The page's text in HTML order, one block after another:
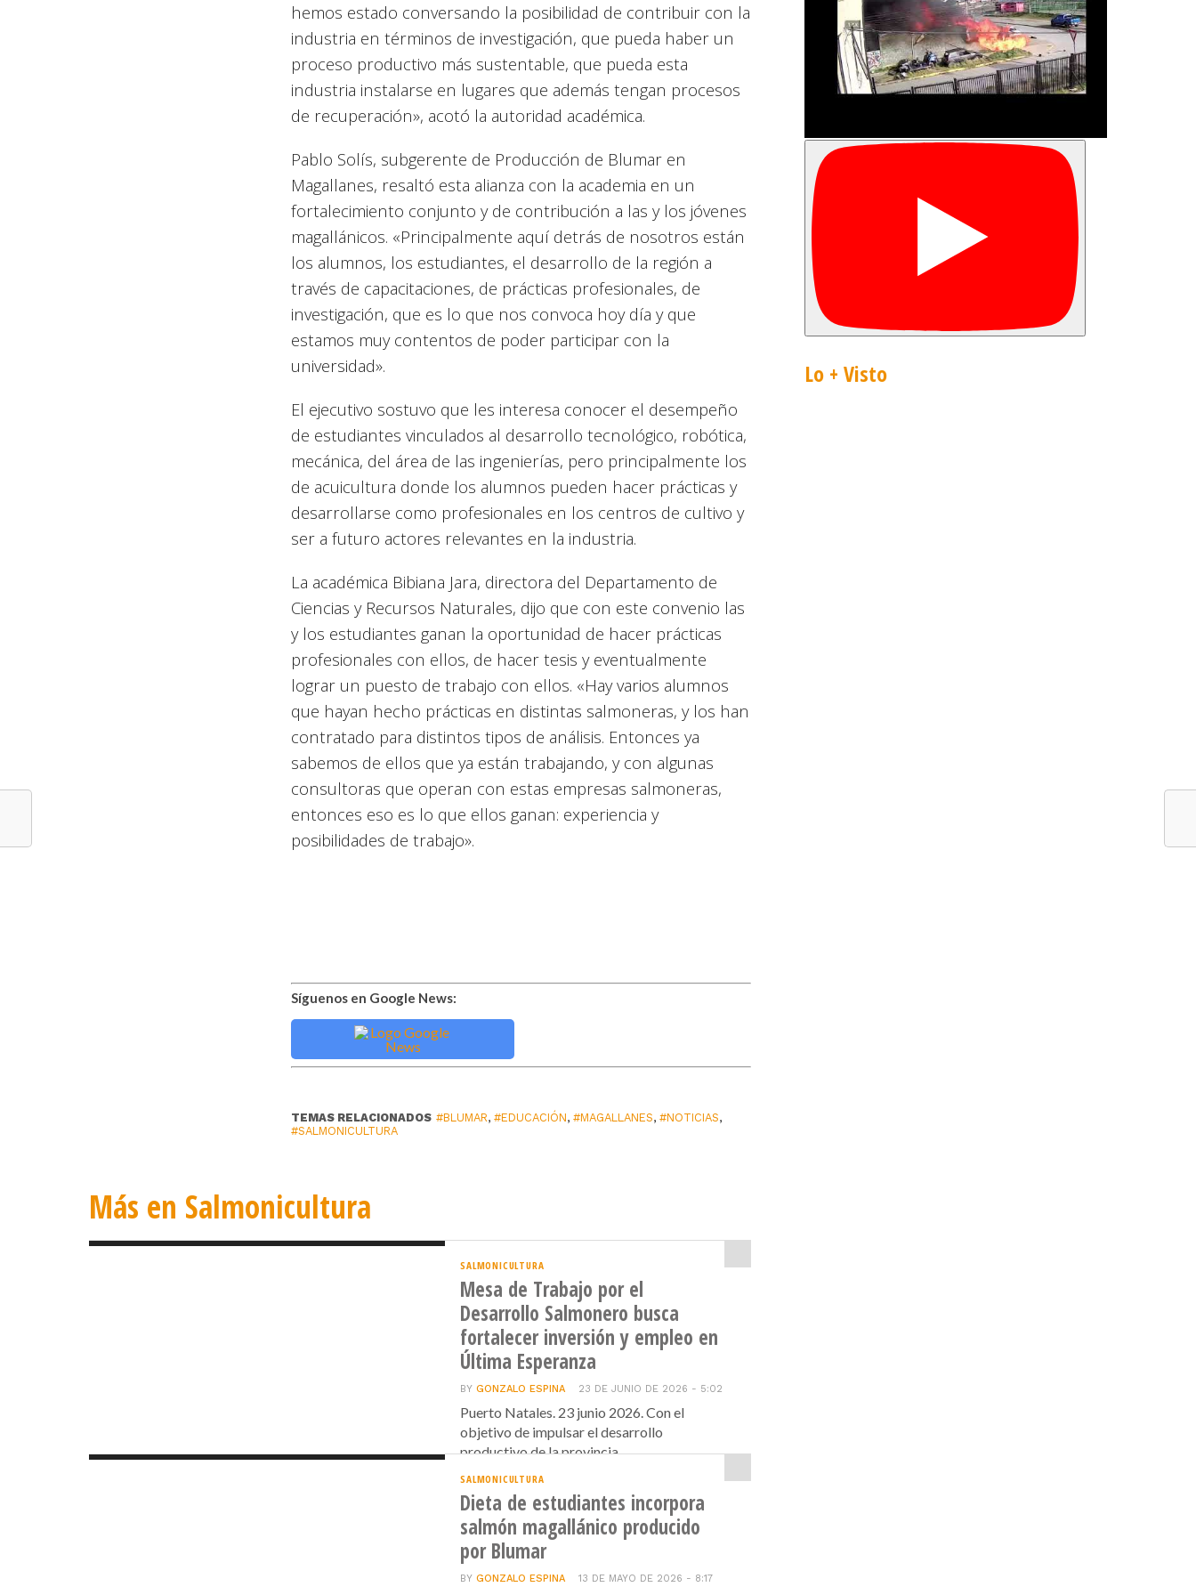
hemos estado conversando la posibilidad de contribuir con la
industria en términos de investigación, que pueda haber un
proceso productivo más sustentable, que pueda esta
industria instalarse en lugares que además tengan procesos
de recuperación», acotó la autoridad académica.
Pablo Solís, subgerente de Producción de Blumar en
Magallanes, resaltó esta alianza con la academia en un
fortalecimiento conjunto y de contribución a las y los jóvenes
magallánicos. «Principalmente aquí detrás de nosotros están
los alumnos, los estudiantes, el desarrollo de la región a
través de capacitaciones, de prácticas profesionales, de
investigación, que es lo que nos convoca hoy día y que
estamos muy contentos de poder participar con la
universidad».
El ejecutivo sostuvo que les interesa conocer el desempeño
de estudiantes vinculados al desarrollo tecnológico, robótica,
mecánica, del área de las ingenierías, pero principalmente los
de acuicultura donde los alumnos pueden hacer prácticas y
desarrollarse como profesionales en los centros de cultivo y
ser a futuro actores relevantes en la industria.
La académica Bibiana Jara, directora del Departamento de
Ciencias y Recursos Naturales, dijo que con este convenio las
y los estudiantes ganan la oportunidad de hacer prácticas
profesionales con ellos, de hacer tesis y eventualmente
lograr un puesto de trabajo con ellos. «Hay varios alumnos
que hayan hecho prácticas en distintas salmoneras, y los han
contratado para distintos tipos de análisis. Entonces ya
sabemos de ellos que ya están trabajando, y con algunas
consultoras que operan con estas empresas salmoneras,
entonces eso es lo que ellos ganan: experiencia y
posibilidades de trabajo».
Síguenos en Google News:
TEMAS RELACIONADOS #BLUMAR,#EDUCACIÓN,#MAGALLANES,#NOTICIAS,
#SALMONICULTURA
Más en Salmonicultura
SALMONICULTURA
Mesa de Trabajo por el
Desarrollo Salmonero busca
fortalecer inversión y empleo en
Última Esperanza
BYGONZALO ESPINA 23 DE JUNIO DE 2026 - 5:02
Puerto Natales. 23 junio 2026. Con el
objetivo de impulsar el desarrollo
productivo de la provincia...
SALMONICULTURA
Dieta de estudiantes incorpora
salmón magallánico producido
por Blumar
BYGONZALO ESPINA 13 DE MAYO DE 2026 - 8:17
Lo + Visto